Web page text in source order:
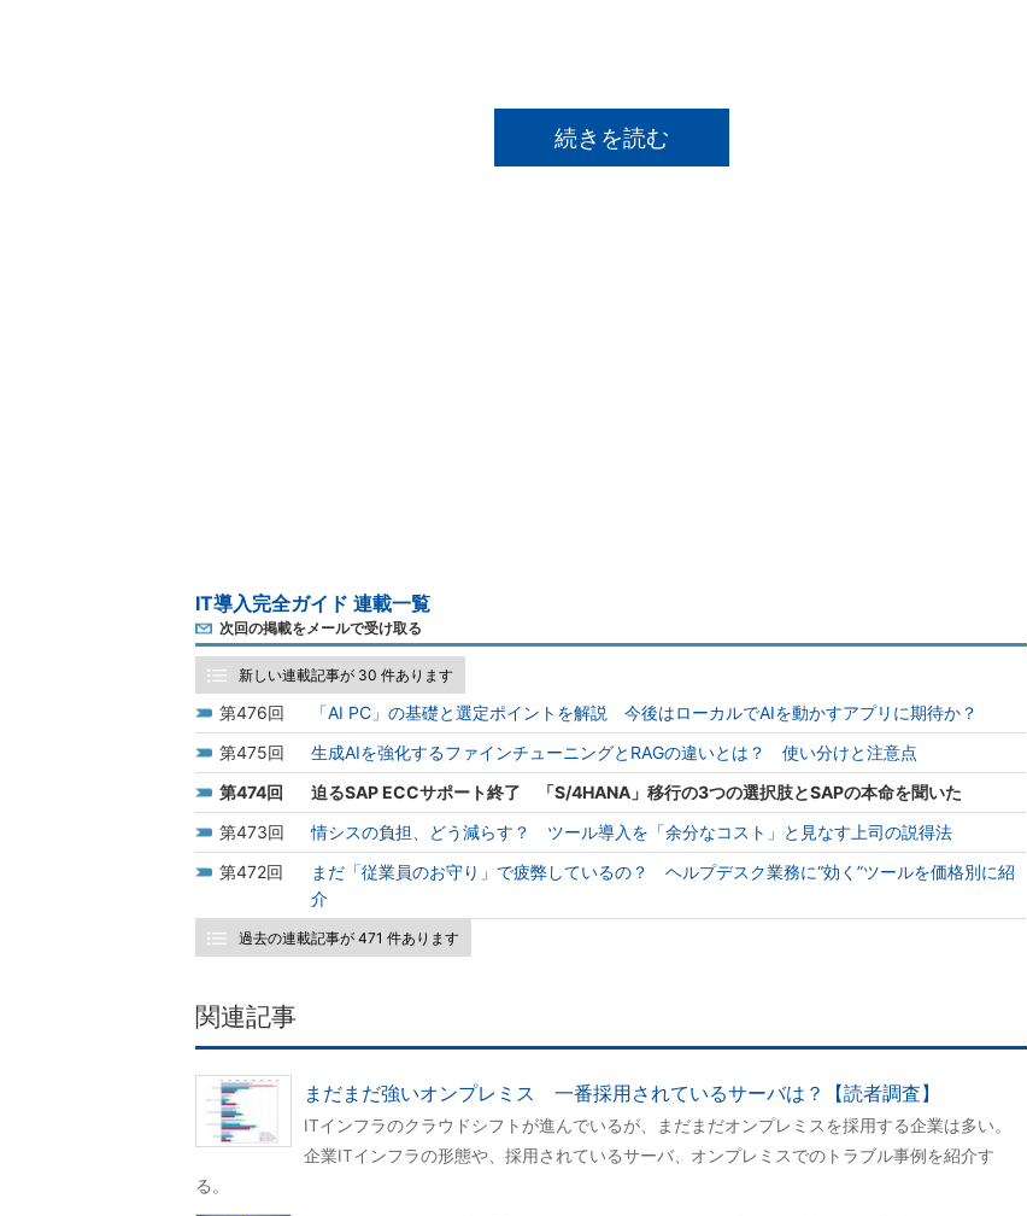
続きを読む
IT導入完全ガイド 連載一覧
次回の掲載をメールで受け取る
新しい連載記事が 30 件あります
476
「AI PC」の基礎と選定ポイントを解説 今後はローカルでAIを動かすアプリに期待か？
475
生成AIを強化するファインチューニングとRAGの違いとは？ 使い分けと注意点
474
迫るSAP ECCサポート終了 「S/4HANA」移行の3つの選択肢とSAPの本命を聞いた
473
情シスの負担、どう減らす？ ツール導入を「余分なコスト」と見なす上司の説得法
472
まだ「従業員のお守り」で疲弊しているの？ ヘルプデスク業務に“効く”ツールを価格別に紹
介
過去の連載記事が 471 件あります
関連記事
まだまだ強いオンプレミス 一番採用されているサーバは？【読者調査】
ITインフラのクラウドシフトが進んでいるが、まだまだオンプレミスを採用する企業は多い。
企業ITインフラの形態や、採用されているサーバ、オンプレミスでのトラブル事例を紹介す
る。